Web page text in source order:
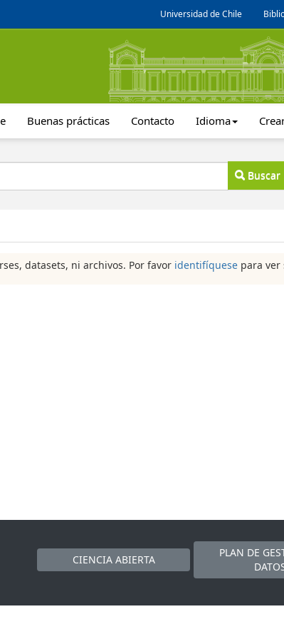
Universidad de Chile
Buenas prácticas Contacto Idioma
Buscar
datasets, ni archivos. Por favor identifíquese para ver
CIENCIA ABIERTA
PLAN DE